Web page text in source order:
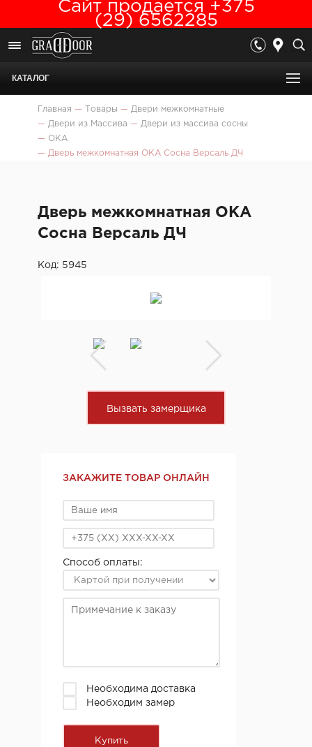
Сайт продается +375
(29) 6562285
КАТАЛОГ
Главная — Товары — Двери межкомнатные
— Двери из Массива — Двери из массива сосны
— ОКА
— Дверь межкомнатная ОКА Сосна Версаль ДЧ
Дверь межкомнатная ОКА
Сосна Версаль ДЧ
Код: 5945
Вызвать замерщика
ЗАКАЖИТЕ ТОВАР ОНЛАЙН
Способ оплаты:
Необходима доставка
Необходим замер